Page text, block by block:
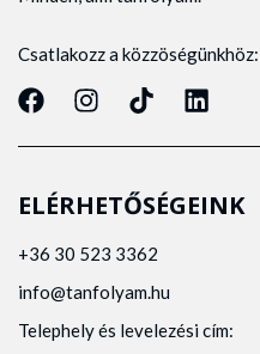
Csatlakozz a közzöségünkhöz:
ELÉRHETŐSÉGEINK
+36 30 523 3362
info@tanfolyam.hu
Telephely és levelezési cím: